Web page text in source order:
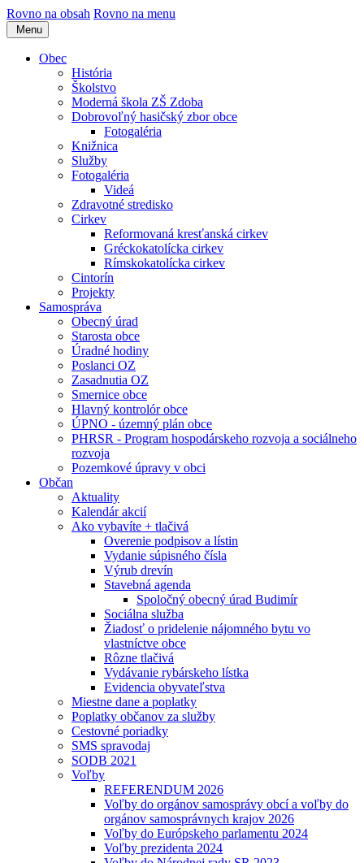
Rovno na obsah Rovno na menu
Menu
Obec
História
Školstvo
Moderná škola ZŠ Zdoba
Dobrovoľný hasičský zbor obce
Fotogaléria
Knižnica
Služby
Fotogaléria
Videá
Zdravotné stredisko
Cirkev
Reformovaná kresťanská cirkev
Gréckokatolícka cirkev
Rímskokatolícka cirkev
Cintorín
Projekty
Samospráva
Obecný úrad
Starosta obce
Úradné hodiny
Poslanci OZ
Zasadnutia OZ
Smernice obce
Hlavný kontrolór obce
ÚPNO - územný plán obce
PHRSR - Program hospodárskeho rozvoja a sociálneho
rozvoja
Pozemkové úpravy v obci
Občan
Aktuality
Kalendár akcií
Ako vybavíte + tlačivá
Overenie podpisov a lístin
Vydanie súpisného čísla
Výrub drevín
Stavebná agenda
Spoločný obecný úrad Budimír
Sociálna služba
Žiadosť o pridelenie nájomného bytu vo
vlastníctve obce
Rôzne tlačivá
Vydávanie rybárskeho lístka
Evidencia obyvateľstva
Miestne dane a poplatky
Poplatky občanov za služby
Cestovné poriadky
SMS spravodaj
SODB 2021
Voľby
REFERENDUM 2026
Voľby do orgánov samosprávy obcí a voľby do
orgánov samosprávnych krajov 2026
Voľby do Európskeho parlamentu 2024
Voľby prezidenta 2024